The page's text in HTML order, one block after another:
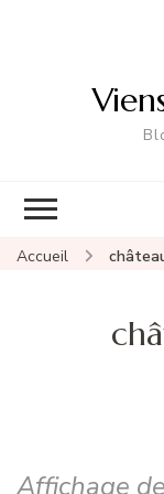
Accueil
Affichage de